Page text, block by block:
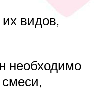
видов,
необходимо